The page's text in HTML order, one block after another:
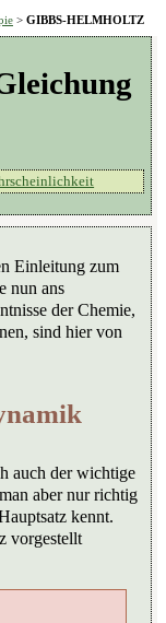
> GIBBS-HELMHOLTZ
Einleitung zum
nun ans
der Chemie,
sind hier von
auch der wichtige
aber nur richtig
kennt.
vorgestellt